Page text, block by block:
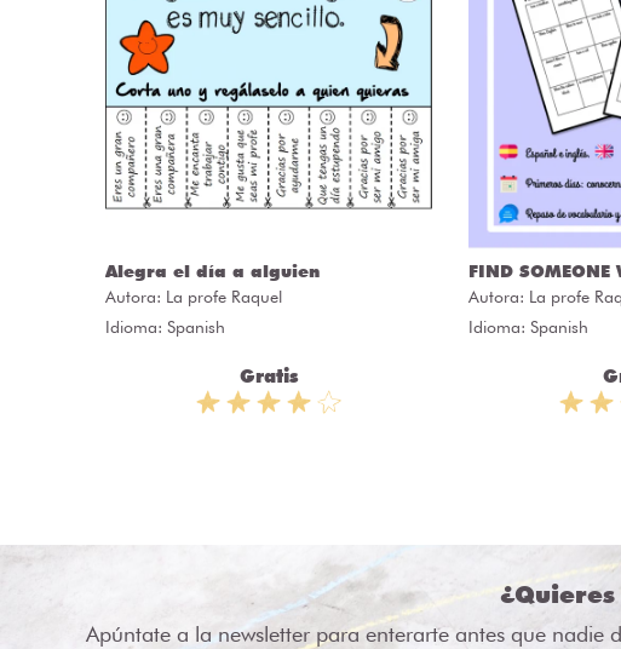
Alegra el día a alguien
Autora: La profe Raquel
Idioma: Spanish
Gratis
FIND SOMEONE
Autora: La profe
Idioma: Spanish
Apúntate a la newsletter para enterarte antes que nadie